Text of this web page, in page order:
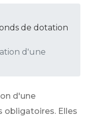
de dotation
d'une
d'une
obligatoires. Elles